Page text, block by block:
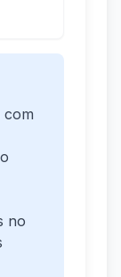
com
no